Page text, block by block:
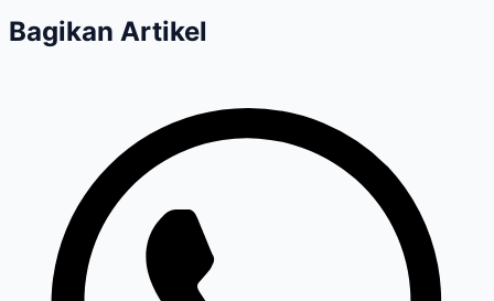
Bagikan Artikel